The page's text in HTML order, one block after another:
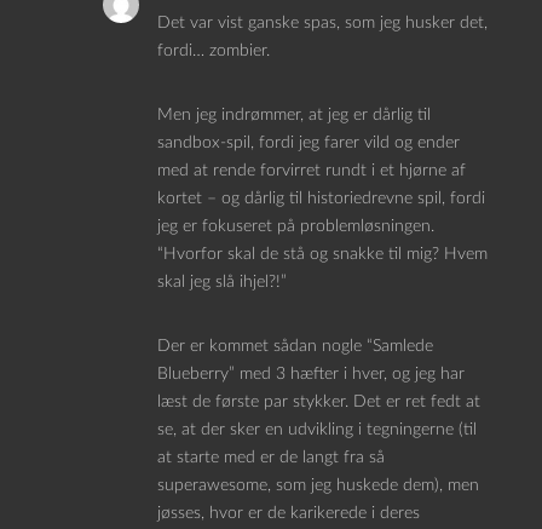
Det var vist ganske spas, som jeg husker det,
fordi… zombier.
Men jeg indrømmer, at jeg er dårlig til
sandbox-spil, fordi jeg farer vild og ender
med at rende forvirret rundt i et hjørne af
kortet – og dårlig til historiedrevne spil, fordi
jeg er fokuseret på problemløsningen.
“Hvorfor skal de stå og snakke til mig? Hvem
skal jeg slå ihjel?!”
Der er kommet sådan nogle “Samlede
Blueberry” med 3 hæfter i hver, og jeg har
læst de første par stykker. Det er ret fedt at
se, at der sker en udvikling i tegningerne (til
at starte med er de langt fra så
superawesome, som jeg huskede dem), men
jøsses, hvor er de karikerede i deres